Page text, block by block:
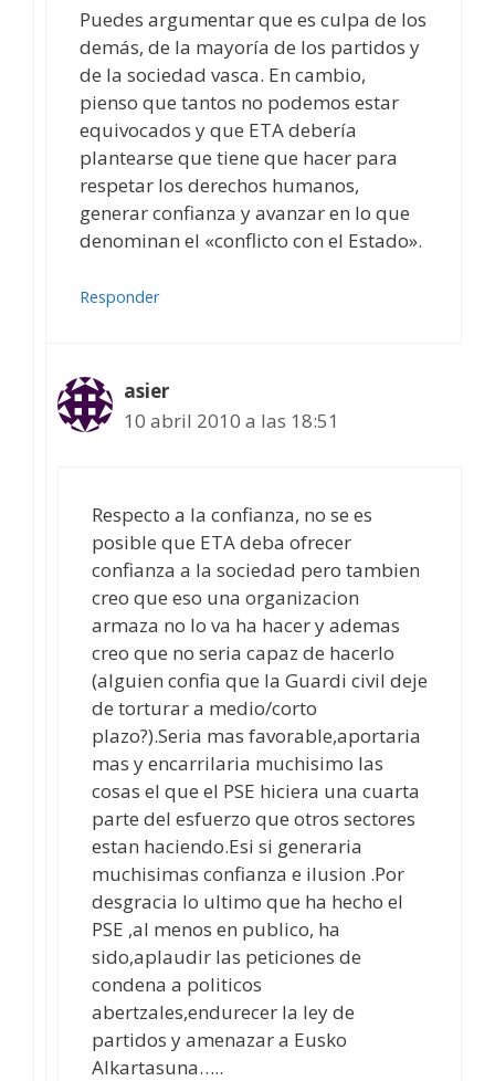
Puedes argumentar que es culpa de los
demás, de la mayoría de los partidos y
de la sociedad vasca. En cambio,
pienso que tantos no podemos estar
equivocados y que ETA debería
plantearse que tiene que hacer para
respetar los derechos humanos,
generar confianza y avanzar en lo que
denominan el «conflicto con el Estado».
Responder
asier
10 abril 2010 a las 18:51
Respecto a la confianza, no se es
posible que ETA deba ofrecer
confianza a la sociedad pero tambien
creo que eso una organizacion
armaza no lo va ha hacer y ademas
creo que no seria capaz de hacerlo
(alguien confia que la Guardi civil deje
de torturar a medio/corto
plazo?).Seria mas favorable,aportaria
mas y encarrilaria muchisimo las
cosas el que el PSE hiciera una cuarta
parte del esfuerzo que otros sectores
estan haciendo.Esi si generaria
muchisimas confianza e ilusion .Por
desgracia lo ultimo que ha hecho el
PSE ,al menos en publico, ha
sido,aplaudir las peticiones de
condena a politicos
abertzales,endurecer la ley de
partidos y amenazar a Eusko
Alkartasuna…..